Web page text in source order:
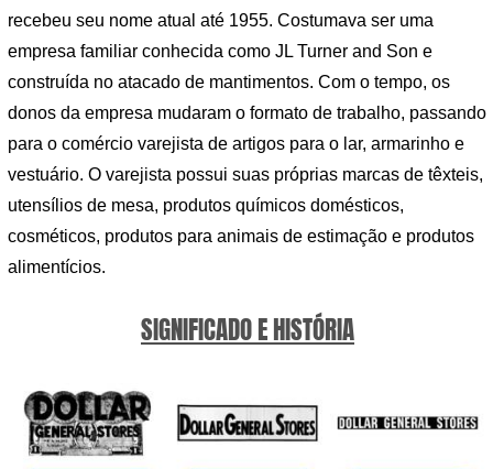
recebeu seu nome atual até 1955. Costumava ser uma
empresa familiar conhecida como JL Turner and Son e
construída no atacado de mantimentos. Com o tempo, os
donos da empresa mudaram o formato de trabalho, passando
para o comércio varejista de artigos para o lar, armarinho e
vestuário. O varejista possui suas próprias marcas de têxteis,
utensílios de mesa, produtos químicos domésticos,
cosméticos, produtos para animais de estimação e produtos
alimentícios.
SIGNIFICADO E HISTÓRIA